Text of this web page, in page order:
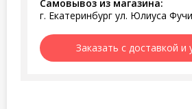
Самовывоз из магазина:
г. Екатеринбург ул. Юлиуса
Заказать с доставкой и